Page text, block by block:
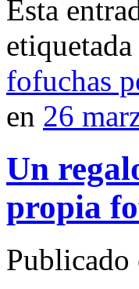
Esta
fofuchas
en 26
Un
propia